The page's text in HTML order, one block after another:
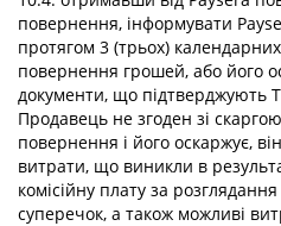
повернення, інформувати
протягом 3 (трьох)
повернення грошей, або його
документи, що підтверджують
Продавець не згоден зі
повернення і його оскаржує,
витрати, що виникли в
комісійну плату за
суперечок, а також можливі